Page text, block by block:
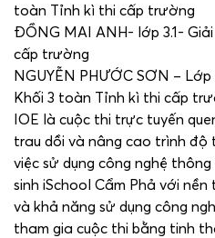
toàn Tỉnh kì thi cấp trường
ĐỒNG MAI ANH- lớp 3.1-
cấp trường
NGUYỄN PHƯỚC SƠN – Lớp
Khối 3 toàn Tỉnh kì thi cấp
IOE là cuộc thi trực tuyến
trau dồi và nâng cao trình độ
việc sử dụng công nghệ
sinh iSchool Cẩm Phả với
và khả năng sử dụng công
tham gia cuộc thi bằng tinh